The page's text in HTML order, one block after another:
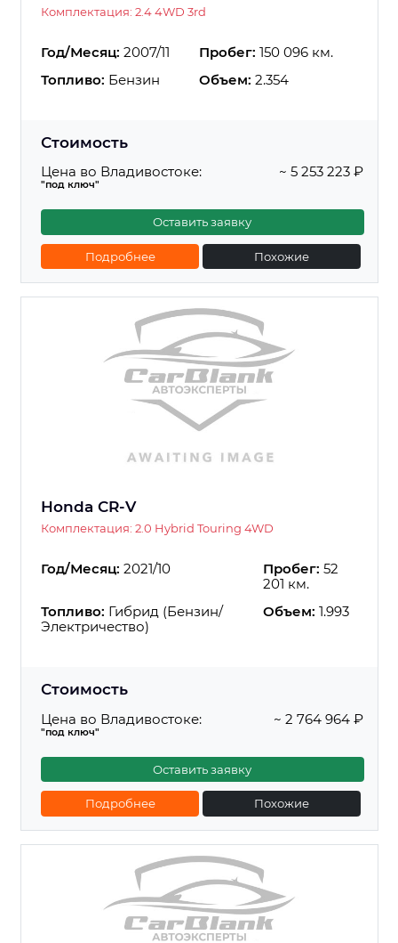
Комплектация: 2.4 4WD 3rd
Год/Месяц: 2007/11 Пробег: 150 096 км.
Топливо: Бензин Объем: 2.354
Стоимость
Цена во Владивостоке:
"под ключ"
~ 5 253 223 ₽
Оставить заявку
Подробнее Похожие
Honda CR-V
Комплектация: 2.0 Hybrid Touring 4WD
Год/Месяц: 2021/10 Пробег: 52
201 км.
Топливо: Гибрид (Бензин/
Электричество)
Объем: 1.993
Стоимость
Цена во Владивостоке:
"под ключ"
~ 2 764 964 ₽
Оставить заявку
Подробнее Похожие